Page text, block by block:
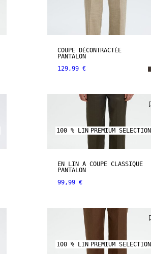
COUPE DÉCONTRACTÉE
PANTALON
129,99 €
100 % LIN PREMIUM SELECTION
EN LIN À COUPE CLASSIQUE
PANTALON
99,99 €
100 % LIN PREMIUM SELECTION